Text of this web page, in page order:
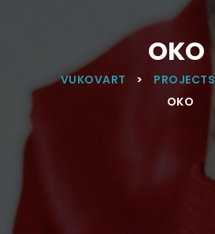
OKO
VUKOVART > PROJECTS
OKO